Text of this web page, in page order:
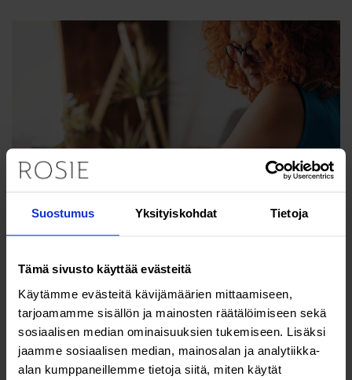
Suostumus Yksityiskohdat Tietoja
Tämä sivusto käyttää evästeitä
Käytämme evästeitä kävijämäärien mittaamiseen,
tarjoamamme sisällön ja mainosten räätälöimiseen sekä
sosiaalisen median ominaisuuksien tukemiseen. Lisäksi
jaamme sosiaalisen median, mainosalan ja analytiikka-
alan kumppaneillemme tietoja siitä, miten käytät
Verikoe kertoo diabeetikon riskistä
saada sydämen vajaatoiminta